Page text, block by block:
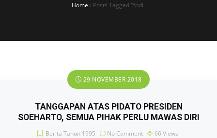
Home › Posts Tagged "fpdi"
29 NOVEMBER 2018
TANGGAPAN ATAS PIDATO PRESIDEN
SOEHARTO, SEMUA PIHAK PERLU MAWAS DIRI
Berita Tahun 1995 No Comment 66 Views